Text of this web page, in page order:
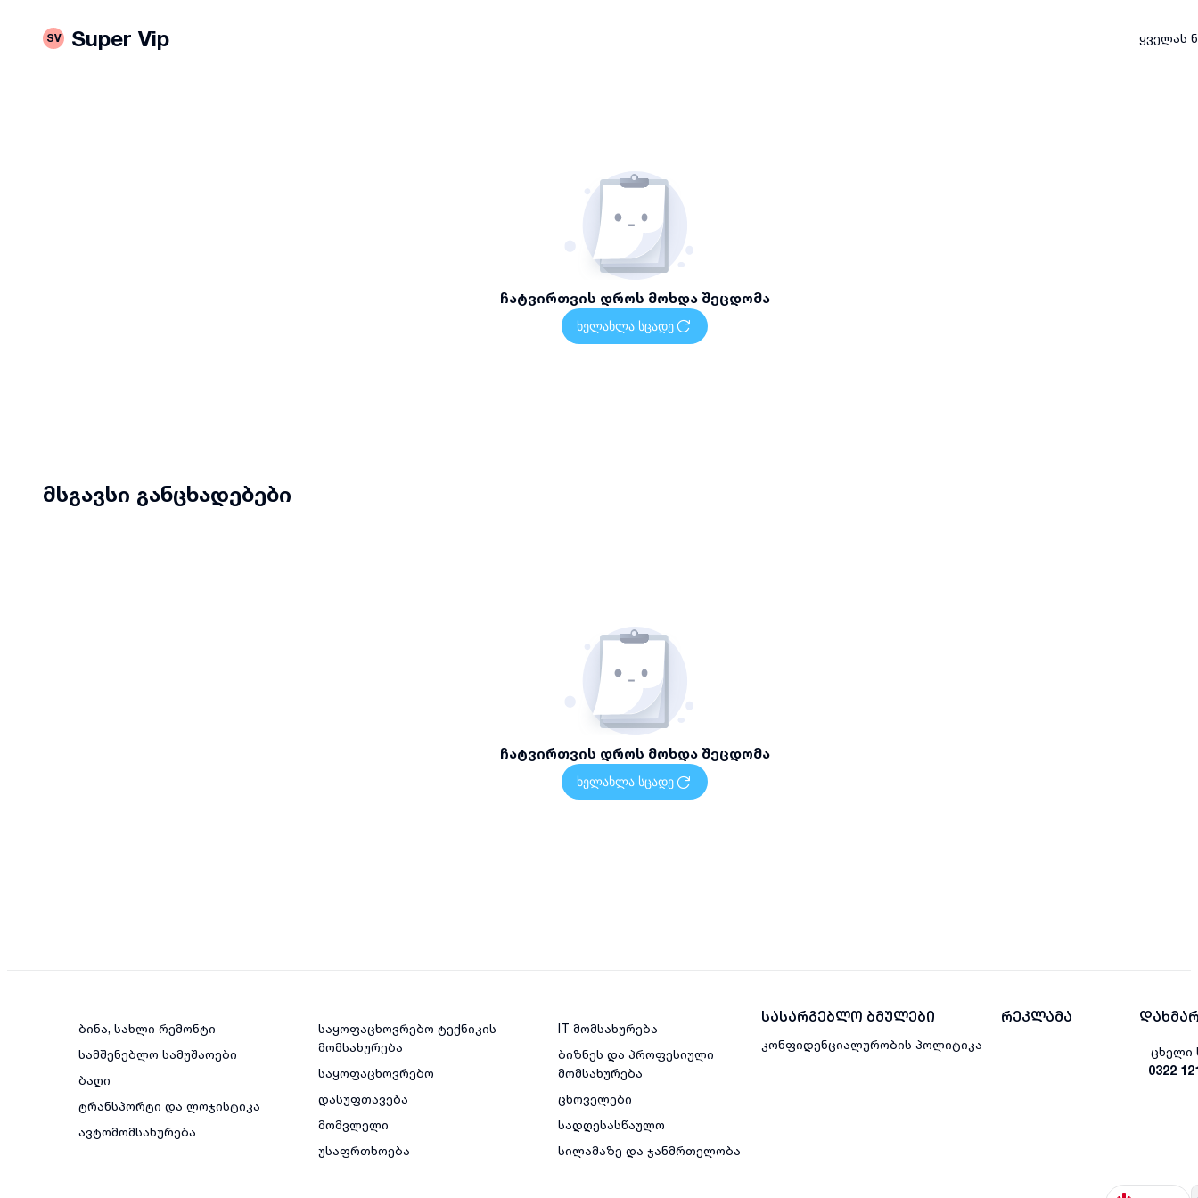
SV Super Vip ყველას
ჩატვირთვის დროს მოხდა შეცდომა
ხელახლა სცადე
მსგავსი განცხადებები
ჩატვირთვის დროს მოხდა შეცდომა
ხელახლა სცადე
ბინა, სახლი რემონტი
სამშენებლო სამუშაოები
ბაღი
ტრანსპორტი და ლოჯისტიკა
ავტომომსახურება
საყოფაცხოვრებო ტექნიკის
მომსახურება
საყოფაცხოვრებო
დასუფთავება
მომვლელი
უსაფრთხოება
IT მომსახურება
ბიზნეს და პროფესიული
მომსახურება
ცხოველები
სადღესასწაულო
სილამაზე და ჯანმრთელობა
რეკლამა
სასარგებლო ბმულები
კონფიდენციალურობის პოლიტიკა
ცხელი
0322